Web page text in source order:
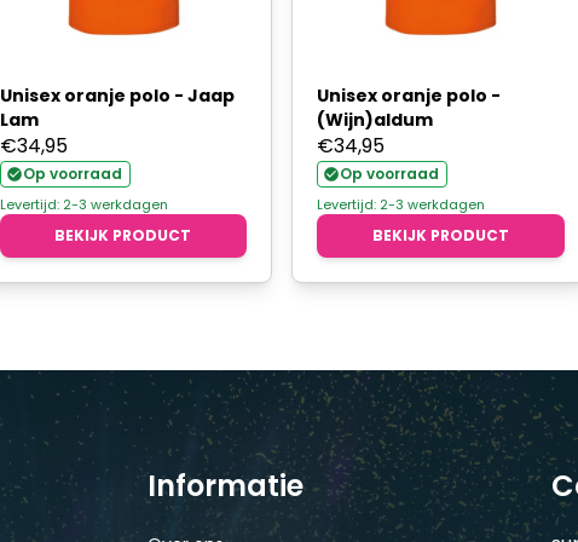
Unisex oranje polo - Jaap
Lam
€34,95
Op voorraad
Levertijd: 2-3 werkdagen
BEKIJK PRODUCT
Unisex oranje polo -
(Wijn)aldum
€34,95
Op voorraad
Levertijd: 2-3 werkdagen
BEKIJK PRODUCT
Informatie